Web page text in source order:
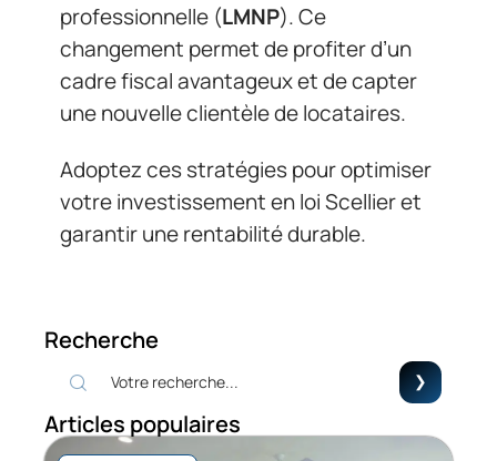
professionnelle (LMNP). Ce
changement permet de profiter d’un
cadre fiscal avantageux et de capter
une nouvelle clientèle de locataires.
Adoptez ces stratégies pour optimiser
votre investissement en loi Scellier et
garantir une rentabilité durable.
Recherche
Articles populaires